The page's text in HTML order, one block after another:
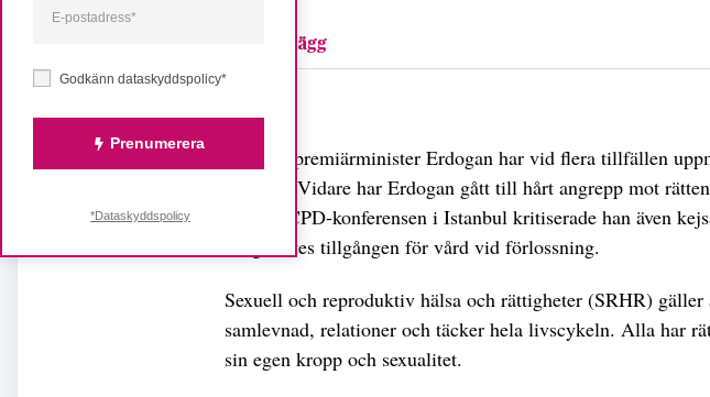
Carina Hägg
Turkiets premiärminister Erdogan har vid flera tillfällen
tre barn. Vidare har Erdogan gått till hårt angrepp mot
tal vid ICPD-konferensen i Istanbul kritiserade han även
ifrågasattes tillgången för vård vid förlossning.
Sexuell och reproduktiv hälsa och rättigheter (SRHR) gäller
samlevnad, relationer och täcker hela livscykeln. Alla har
sin egen kropp och sexualitet.
Godkänn dataskyddspolicy*
Prenumerera
*Dataskyddspolicy